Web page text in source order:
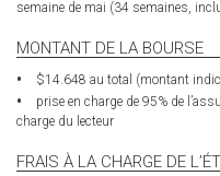
semaine de mai (34 semaines,
MONTANT DE LA BOURSE
$14.648 au total (montant
prise en charge de 95% de
charge du lecteur
FRAIS À LA CHARGE DE